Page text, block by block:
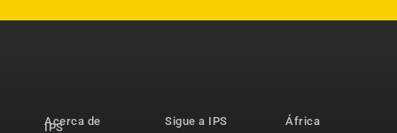
Acerca de
IPS
Sigue a IPS
África